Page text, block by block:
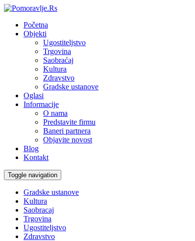
Početna
Objekti
Ugostiteljstvo
Trgovina
Saobraćaj
Kultura
Zdravstvo
Gradske ustanove
Oglasi
Informacije
O nama
Predstavite firmu
Baneri partnera
Objavite novost
Blog
Kontakt
Toggle navigation
Gradske ustanove
Kultura
Saobracaj
Trgovina
Ugostiteljstvo
Zdravstvo